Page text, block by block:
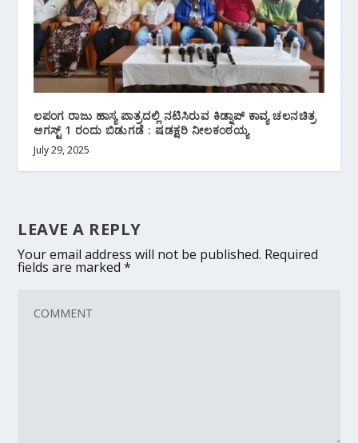
ಲಪಂಗ ರಾಜು ಹಾಸ್ಯ ಪಾತ್ರದಲ್ಲಿ ನಟಿಸಿರುವ ಕಿಡ್ನಾಪ್ ಕಾವ್ಯ ಚಲನಚಿತ್ರ
ಆಗಸ್ಟ್ 1 ರಂದು ಬಿಡುಗಡೆ : ಷಡಕ್ಷರಿ ನೀಲಕಂಠಯ್ಯ
July 29, 2025
LEAVE A REPLY
Your email address will not be published. Required
fields are marked*